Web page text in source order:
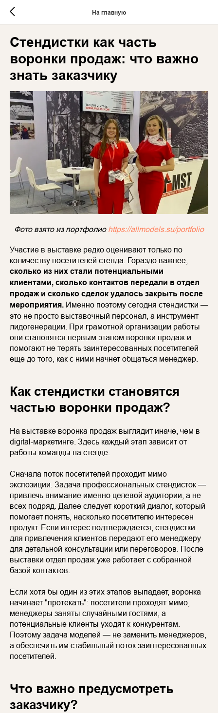
На главную
Стендистки как часть
воронки продаж: что важно
знать заказчику
Фото взято из портфолио https://allmodels.su/portfolio
Участие в выставке редко оценивают только по
количеству посетителей стенда. Гораздо важнее,
сколько из них стали потенциальными
клиентами, сколько контактов передали в отдел
продаж и сколько сделок удалось закрыть после
мероприятия. Именно поэтому сегодня стендистки —
это не просто выставочный персонал, а инструмент
лидогенерации. При грамотной организации работы
они становятся первым этапом воронки продаж и
помогают не терять заинтересованных посетителей
еще до того, как с ними начнет общаться менеджер.
Как стендистки становятся
частью воронки продаж?
На выставке воронка продаж выглядит иначе, чем в
digital-маркетинге. Здесь каждый этап зависит от
работы команды на стенде.
Сначала поток посетителей проходит мимо
экспозиции. Задача профессиональных стендисток —
привлечь внимание именно целевой аудитории, а не
всех подряд. Далее следует короткий диалог, который
помогает понять, насколько посетителю интересен
продукт. Если интерес подтверждается, стендистки
для привлечения клиентов передают его менеджеру
для детальной консультации или переговоров. После
выставки отдел продаж уже работает с собранной
базой контактов.
Если хотя бы один из этих этапов выпадает, воронка
начинает "протекать": посетители проходят мимо,
менеджеры заняты случайными гостями, а
потенциальные клиенты уходят к конкурентам.
Поэтому задача моделей — не заменить менеджеров,
а обеспечить им стабильный поток заинтересованных
посетителей.
Что важно предусмотреть
заказчику?